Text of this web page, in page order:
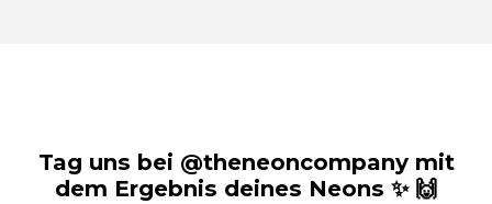
Tag uns bei @theneoncompany mit
dem Ergebnis deines Neons ✨ 🙌